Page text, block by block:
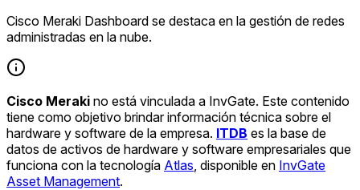
Cisco Meraki Dashboard se destaca en la gestión de redes
administradas en la nube.
Cisco Meraki no está vinculada a InvGate. Este contenido
tiene como objetivo brindar información técnica sobre el
hardware y software de la empresa. ITDB es la base de
datos de activos de hardware y software empresariales que
funciona con la tecnología Atlas , disponible en InvGate
Asset Management.